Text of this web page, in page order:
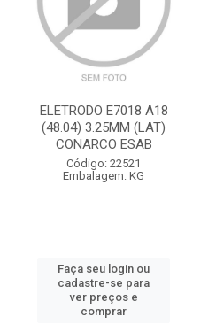
ELETRODO E7018 A18
(48.04) 3.25MM (LAT)
CONARCO ESAB
Código: 22521
Embalagem: KG
Faça seu login ou
cadastre-se para
ver preços e
comprar